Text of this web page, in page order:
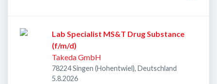
Lab Specialist MS&T Drug Substance
(f/m/d)
Takeda GmbH
78224 Singen (Hohentwiel), Deutschland
Veröffentlicht
5.8.2026